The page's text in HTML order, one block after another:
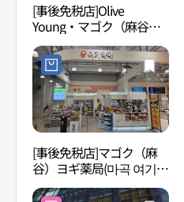
[事後免税店]Olive
Young・マゴク（麻谷）
駅店(올리브영 마곡역점)
[事後免税店]マゴク（麻
谷）ヨギ薬局(마곡 여기약
국)